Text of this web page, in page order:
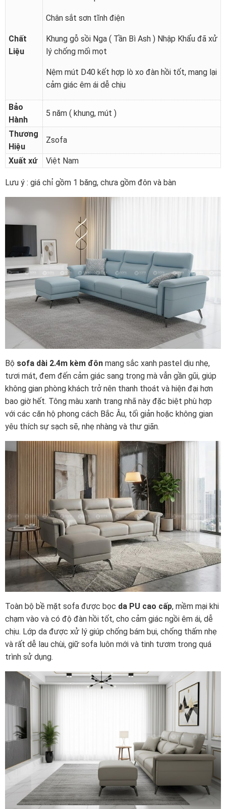
Chất
Liệu
Chân sắt sơn tĩnh điện
Khung gỗ sồi Nga ( Tần Bì Ash ) Nhập Khẩu đã xử
lý chống mối mọt
Nệm mút D40 kết hợp lò xo đàn hồi tốt, mang lại
cảm giác êm ái dễ chịu
Bảo
Hành
5 năm ( khung, mút )
Thương
Hiệu
Zsofa
Xuất xứ Việt Nam
Lưu ý : giá chỉ gồm 1 băng, chưa gồm đôn và bàn
Bộ sofa dài 2.4m kèm đôn mang sắc xanh pastel dịu nhẹ,
tươi mát, đem đến cảm giác sang trọng mà vẫn gần gũi, giúp
không gian phòng khách trở nên thanh thoát và hiện đại hơn
bao giờ hết. Tông màu xanh trang nhã này đặc biệt phù hợp
với các căn hộ phong cách Bắc Âu, tối giản hoặc không gian
yêu thích sự sạch sẽ, nhẹ nhàng và thư giãn.
Toàn bộ bề mặt sofa được bọc da PU cao cấp, mềm mại khi
chạm vào và có độ đàn hồi tốt, cho cảm giác ngồi êm ái, dễ
chịu. Lớp da được xử lý giúp chống bám bụi, chống thấm nhẹ
và rất dễ lau chùi, giữ sofa luôn mới và tinh tươm trong quá
trình sử dụng.